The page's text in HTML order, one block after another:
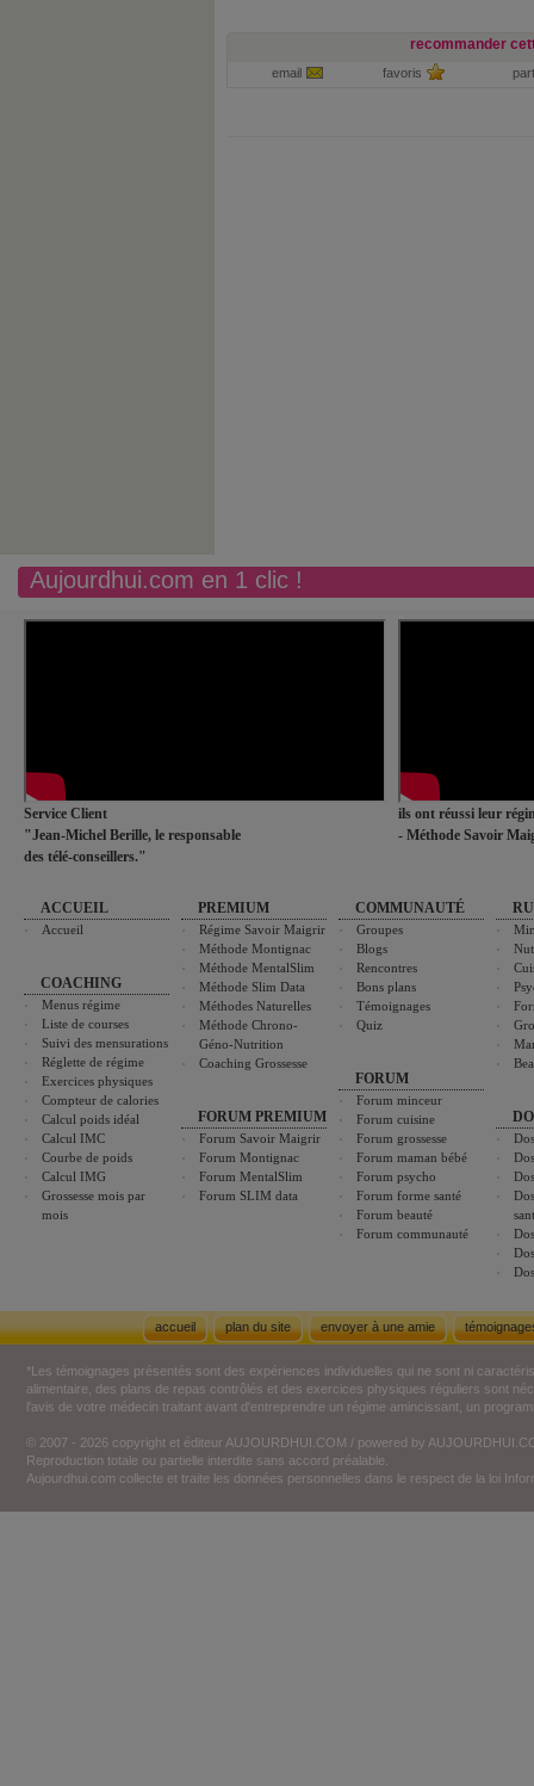
recommander
email favoris
Aujourdhui.com en 1 clic !
Service Client
"Jean-Michel Berille, le responsable
des télé-conseillers."
ils ont réussi leur
- Méthode Savoir
ACCUEIL
Accueil
COACHING
Menus régime
Liste de courses
Suivi des mensurations
Réglette de régime
Exercices physiques
Compteur de calories
Calcul poids idéal
Calcul IMC
Courbe de poids
Calcul IMG
Grossesse mois par
mois
PREMIUM
Régime Savoir Maigrir
Méthode Montignac
Méthode MentalSlim
Méthode Slim Data
Méthodes Naturelles
Méthode Chrono-
Géno-Nutrition
Coaching Grossesse
FORUM PREMIUM
Forum Savoir Maigrir
Forum Montignac
Forum MentalSlim
Forum SLIM data
COMMUNAUTÉ
Groupes
Blogs
Rencontres
Bons plans
Témoignages
Quiz
FORUM
Forum minceur
Forum cuisine
Forum grossesse
Forum maman bébé
Forum psycho
Forum forme santé
Forum beauté
Forum communauté
accueil plan du site envoyer à une amie
*Les témoignages présentés sont des expériences individuelles qui ne sont ni
alimentaire, des plans de repas contrôlés et des exercices physiques réguliers sont
l'avis de votre médecin traitant avant d'entreprendre un régime amincissant, un
© 2007 - 2026 copyright et éditeur AUJOURDHUI.COM / powered by
Reproduction totale ou partielle interdite sans accord préalable.
Aujourdhui.com collecte et traite les données personnelles dans le respect de la loi